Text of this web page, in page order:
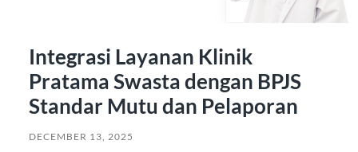
Integrasi Layanan Klinik
Pratama Swasta dengan BPJS
Standar Mutu dan Pelaporan
DECEMBER 13, 2025